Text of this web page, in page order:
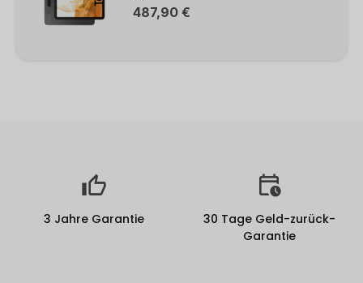
487,90 €
3 Jahre Garantie
30 Tage Geld-zurück-
Garantie